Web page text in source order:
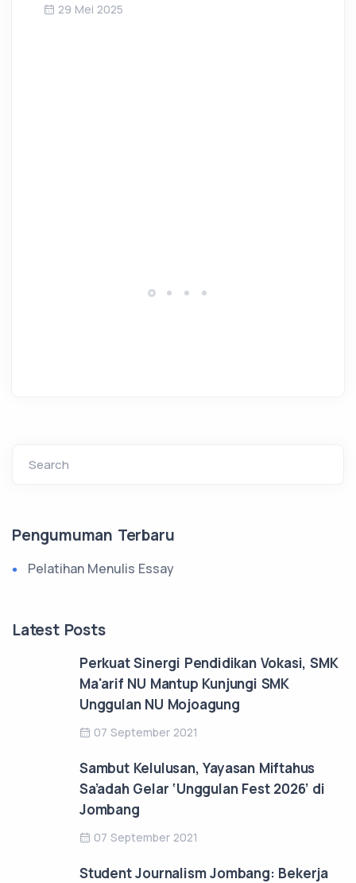
29 Mei 2025
Search
Pengumuman Terbaru
Pelatihan Menulis Essay
Latest Posts
Perkuat Sinergi Pendidikan Vokasi, SMK
Ma'arif NU Mantup Kunjungi SMK
Unggulan NU Mojoagung
07 September 2021
Sambut Kelulusan, Yayasan Miftahus
Sa’adah Gelar ‘Unggulan Fest 2026’ di
Jombang
07 September 2021
Student Journalism Jombang: Bekerja